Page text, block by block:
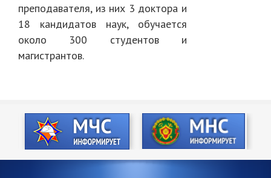
преподавателя, из них 3 доктора и
18 кандидатов наук, обучается
около 300 студентов и
магистрантов.